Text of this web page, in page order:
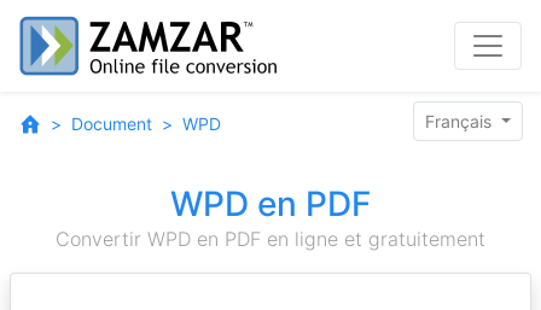
Document WPD Français
WPD en PDF
Convertir WPD en PDF en ligne et gratuitement